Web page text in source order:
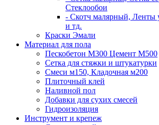
Стеклообои
- Скотч малярный,
и тд.
Краски Эмали
Материал для пола
Пескобетон М300 Цемент М500
Сетка для стяжки и штукатурки
Смеси м150, Кладочная м200
Плиточный клей
Наливной пол
Добавки для сухих смесей
Гидроизоляция
Инструмент и крепеж